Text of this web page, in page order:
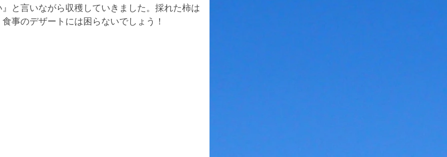
と言いながら収穫していきました。採れた柿は
事のデザートには困らないでしょう！